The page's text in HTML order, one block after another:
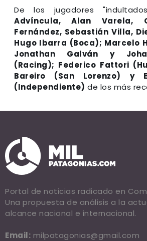
De los jugadores
Advíncula, Alan Varela,
Fernández, Sebastián Villa,
Hugo Ibarra (Boca); Marcelo
Jonathan Galván y
(Racing); Federico Fattori
Bareiro (San Lorenzo) y
(Independiente) de los más
Portal de noticias radicado en
Una propuesta de análisis a la
alcance nacional e internacional.
Email: milpatagonias@gmail.com